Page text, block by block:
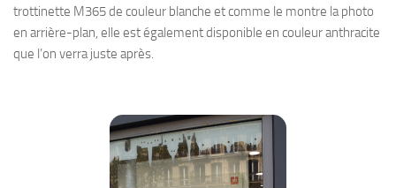
trottinette M365 de couleur blanche et comme le montre la photo
en arrière-plan, elle est également disponible en couleur anthracite
que l’on verra juste après.